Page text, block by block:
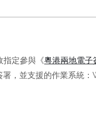
指定參與《粵港兩地電子
，並支援的作業系統